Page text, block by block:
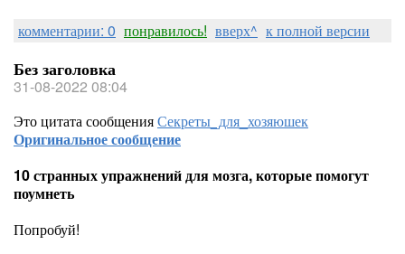
комментарии: 0 понравилось! вверх^ к полной версии
Без заголовка
31-08-2022 08:04
Это цитата сообщенияСекреты_для_хозяюшек
Оригинальное сообщение
10 странных упражнений для мозга, которые помогут
поумнеть
Попробуй!